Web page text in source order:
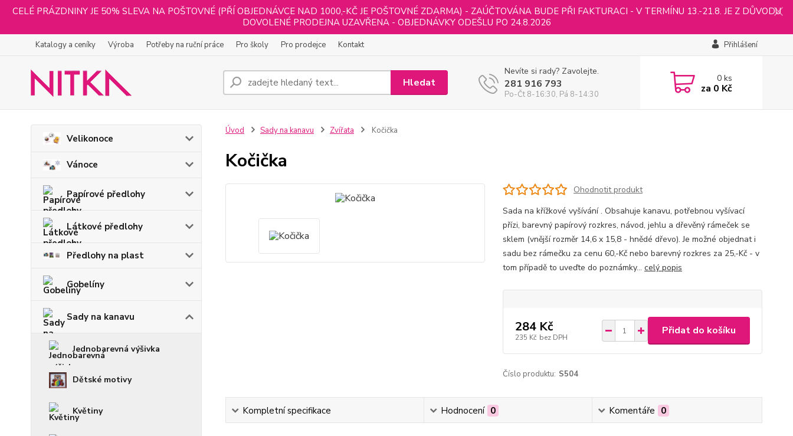
CELÉ PRÁZDNINY JE 50% SLEVA NA POŠTOVNÉ (PŘÍ OBJEDNÁVCE NAD 1000,-KČ JE POŠTOVNÉ ZDARMA) - ZAÚČTOVÁNA BUDE PŘI FAKTURACI - V TERMÍNU 13.-21.8. JE Z DŮVODU
DOVOLENÉ PRODEJNA UZAVŘENA - OBJEDNÁVKY ODEŠLU PO 24.8.2026
Katalogy a ceníky Výroba Potřeby na ruční práce Pro školy Pro prodejce Kontakt Přihlášení
Hledat
Nevíte si rady? Zavolejte.
281 916 793
Po-Čt 8-16:30, Pá 8-14:30
0ks
za 0 Kč
Velikonoce
Vánoce
Papírové předlohy
Látkové předlohy
Předlohy na plast
Gobelíny
Sady na kanavu
Jednobarevná výšivka
Dětské motivy
Květiny
Úvod Sady na kanavu Zvířata Kočička
Kočička
Ohodnotit produkt
Sada na křížkové vyšívání . Obsahuje kanavu, potřebnou vyšívací
přízi, barevný papírový rozkres, návod, jehlu a dřevěný rámeček se
sklem (vnější rozměr 14,6 x 15,8 - hnědé dřevo). Je možné objednat i
sadu bez rámečku za cenu 60,-Kč nebo barevný rozkres za 25,-Kč - v
tom případě to uveďte do poznámky... celý popis
284 Kč
235 Kč bez DPH
Přidat do košíku
Číslo produktu: S504
Kompletní specifikace Hodnocení 0 Komentáře 0